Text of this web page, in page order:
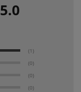
5.0
(1)
(0)
(0)
(0)